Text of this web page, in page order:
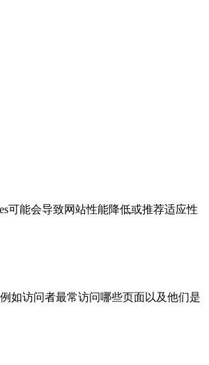
可能会导致网站性能降低或推荐适应性
例如访问者最常访问哪些页面以及他们是